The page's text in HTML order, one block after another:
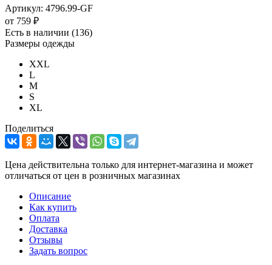
Артикул: 4796.99-GF
от 759 ₽
Есть в наличии (136)
Размеры одежды
XXL
L
M
S
XL
Поделиться
Цена действительна только для интернет-магазина и может
отличаться от цен в розничных магазинах
Описание
Как купить
Оплата
Доставка
Отзывы
Задать вопрос